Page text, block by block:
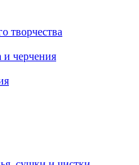
творчества
черчения